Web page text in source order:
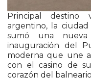
Principal destino
argentino, la
sumó una
inauguración del
moderna que une
con el casino de
corazón del